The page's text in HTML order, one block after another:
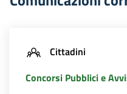
Cittadini
Concorsi Pubblici e